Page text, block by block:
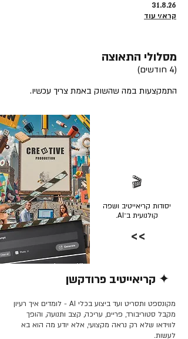
31.8.26
קרא/י עוד
מסלולי התאוצה
(4 חודשים)
התמקצעות במה שהשוק באמת צריך עכשיו.
🎬
יסודות קריאייטיב ושפה
קולנועית ב־AI.
>>
✦ קריאייטיב פרודקשן
מקונספט ותסריט ועד ביצוע בכלי AI - לומדים איך רעיון
מקבל סטוריבורד, פריים, עריכה, קצב ותנועה, והופך
לווידאו שלא רק נראה מקצועי, אלא יודע מה הוא בא
לעשות.